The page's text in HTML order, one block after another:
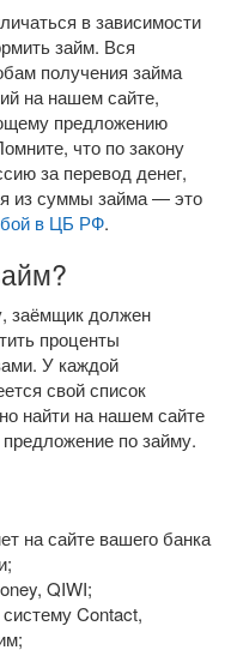
в зависимости
займ. Вся
получения займа
на нашем сайте,
предложению
что по закону
за перевод денег,
из суммы займа — это
в ЦБ РФ.
заёмщик должен
проценты
У каждой
свой список
найти на нашем сайте
по займу.
на сайте вашего банка
QIWI;
Contact,